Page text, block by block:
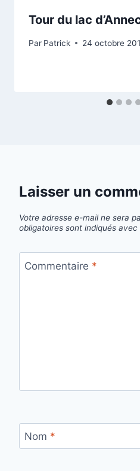
Tour du lac
Par Patrick 24 octobre
Laisser un
Votre adresse e-mail ne sera
obligatoires sont indiqués avec
Commentaire *
Nom *